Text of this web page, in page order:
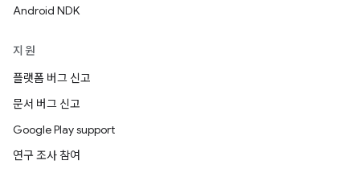
Android NDK
지원
플랫폼 버그 신고
문서 버그 신고
Google Play support
연구 조사 참여